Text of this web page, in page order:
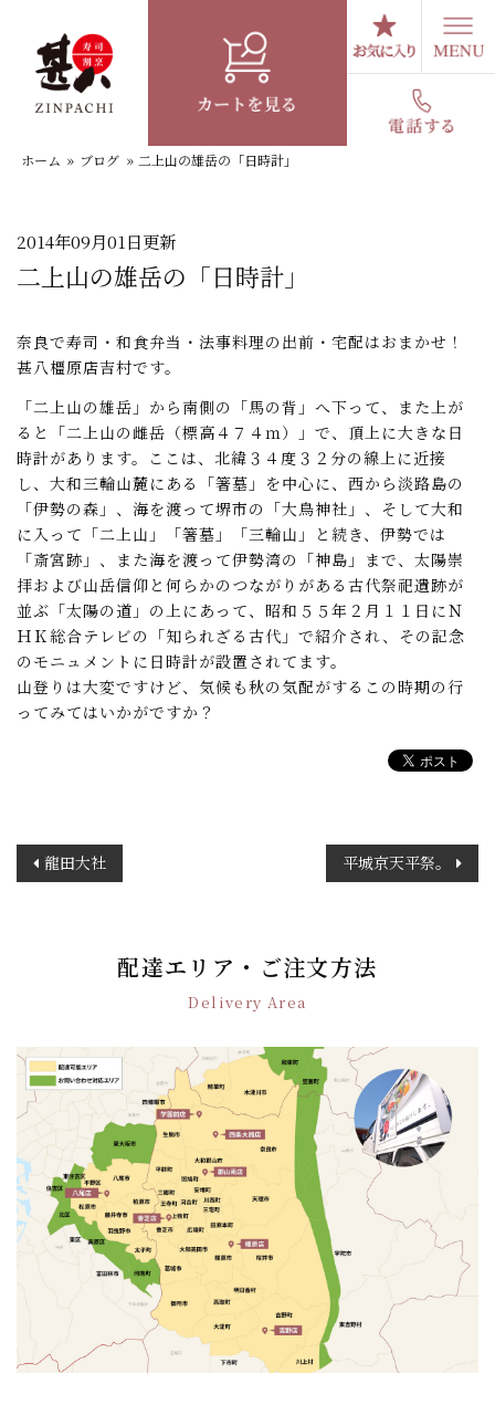
スタッフブログ
ホーム » ブログ » 二上山の雄岳の「日時計」
2014年09月01日更新
二上山の雄岳の「日時計」
奈良で寿司・和食弁当・法事料理の出前・宅配はおまかせ！
甚八橿原店吉村です。
「二上山の雄岳」から南側の「馬の背」へ下って、また上が
ると「二上山の雌岳（標高４７４ｍ）」で、頂上に大きな日
時計があります。ここは、北緯３４度３２分の線上に近接
し、大和三輪山麓にある「箸墓」を中心に、西から淡路島の
「伊勢の森」、海を渡って堺市の「大鳥神社」、そして大和
に入って「二上山」「箸墓」「三輪山」と続き、伊勢では
「斎宮跡」、また海を渡って伊勢湾の「神島」まで、太陽崇
拝および山岳信仰と何らかのつながりがある古代祭祀遺跡が
並ぶ「太陽の道」の上にあって、昭和５５年２月１１日にＮ
ＨＫ総合テレビの「知られざる古代」で紹介され、その記念
のモニュメントに日時計が設置されてます。
山登りは大変ですけど、気候も秋の気配がするこの時期の行
ってみてはいかがですか？
稿
ン
龍田大社 平城京天平祭。
配達エリア・ご注文方法
Delivery Area